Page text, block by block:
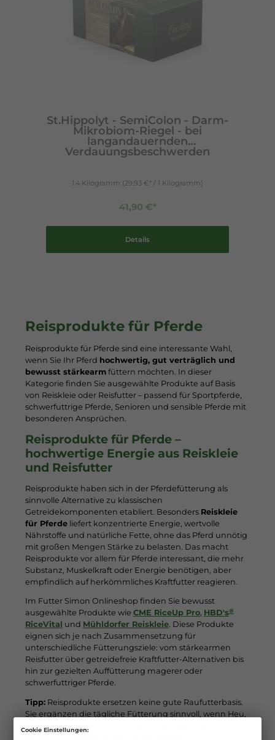
St.Hippolyt - SemiColon - Darm-
Mikrobiom-Riegel - bei
langandauernden
Verdauungsbeschwerden
1.4 Kilogramm (29,93 €* / 1 Kilogramm)
41,90 €*
Details
Reisprodukte für Pferde
Reisprodukte für Pferde sind eine interessante Wahl,
wenn Sie Ihr Pferd hochwertig, gut verträglich und
bewusst stärkearm füttern möchten. In dieser
Kategorie finden Sie ausgewählte Produkte auf Basis
von Reiskleie oder Reisfutter – passend für Sportpferde,
schwerfuttrige Pferde, Senioren und sensible Pferde mit
besonderen Ansprüchen.
Reisprodukte für Pferde –
hochwertige Energie aus Reiskleie
und Reisfutter
Reisprodukte haben sich in der Pferdefütterung als
sinnvolle Alternative zu klassischen
Getreidekomponenten etabliert. Besonders Reiskleie
für Pferde liefert konzentrierte Energie, wertvolle
Nährstoffe und natürliche Fette, ohne das Pferd unnötig
mit großen Mengen Stärke zu belasten. Das macht
Reisprodukte vor allem für Pferde interessant, die mehr
Substanz, Muskelkraft oder Energie benötigen, aber
empfindlich auf herkömmliches Kraftfutter reagieren.
Im Futter Simon Onlineshop finden Sie bewusst
ausgewählte Produkte wie CME RiceUp Pro, HBD's®
RiceVital und Mühldorfer Reiskleie. Diese Produkte
eignen sich je nach Zusammensetzung für
unterschiedliche Fütterungsziele: vom stärkearmen
Reisfutter über getreidefreie Kraftfutter-Alternativen bis
hin zur gezielten Auffütterung magerer oder
schwerfuttriger Pferde.
Tipp: Reisprodukte ersetzen keine gute Raufutterbasis.
Sie ergänzen die tägliche Fütterung sinnvoll, wenn Heu,
Mineralstoffversorgung und Bewegungsprogramm
Cookie Einstellungen: